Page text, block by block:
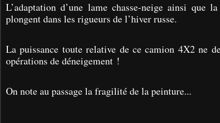
L’adaptation d’une lame chasse-neige ainsi que
plongent dans les rigueurs de l’hiver russe.
La puissance toute relative de ce camion 4X2 ne
opérations de déneigement !
On note au passage la fragilité de la peinture...